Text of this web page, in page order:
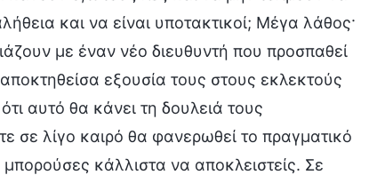
και να είναι υποτακτικοί; Μέγα λάθος·
με έναν νέο διευθυντή που προσπαθεί
εξουσία τους στους εκλεκτούς
αυτό θα κάνει τη δουλειά τους
σε λίγο καιρό θα φανερωθεί το πραγματικό
κάλλιστα να αποκλειστείς. Σε